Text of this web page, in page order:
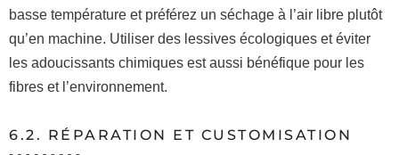
basse température et préférez un séchage à l’air libre plutôt
qu’en machine. Utiliser des lessives écologiques et éviter
les adoucissants chimiques est aussi bénéfique pour les
fibres et l’environnement.
6.2. RÉPARATION ET CUSTOMISATION